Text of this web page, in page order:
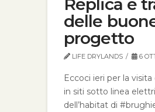
Replica e
delle
progetto
LIFE DRYLANDS 6
Eccoci ieri per la
in siti sotto linea
dell’habitat di